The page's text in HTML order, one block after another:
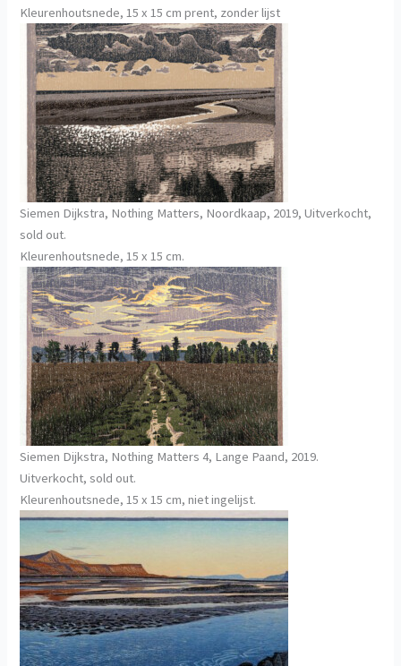
Kleurenhoutsnede, 15 x 15 cm prent, zonder lijst
Siemen Dijkstra, Nothing Matters, Noordkaap, 2019, Uitverkocht,
sold out.
Kleurenhoutsnede, 15 x 15 cm.
Siemen Dijkstra, Nothing Matters 4, Lange Paand, 2019.
Uitverkocht, sold out.
Kleurenhoutsnede, 15 x 15 cm, niet ingelijst.